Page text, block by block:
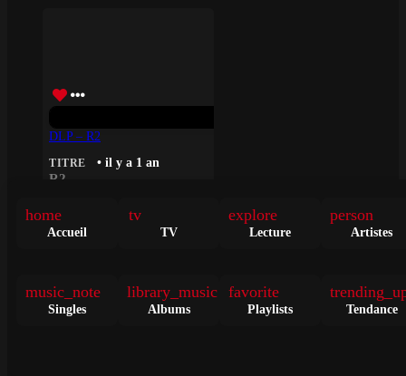
DLP – R2
TITRE • il y a 1 an
R2
132K
home
Accueil
tv
TV
explore
Lecture
person
Artistes
music_note
Singles
library_music
Albums
favorite
Playlists Tendance